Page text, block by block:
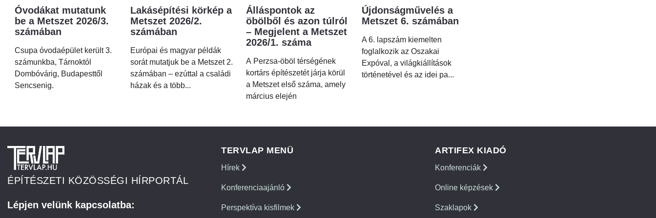
Óvodákat mutatunk
be a Metszet 2026/3.
számában
Csupa óvodaépület került 3.
számunkba, Tárnoktól
Dombóvárig, Budapesttől
Sencsenig.
Lakásépítési körkép a
Metszet 2026/2.
számában
Európai és magyar példák
sorát mutatjuk be a Metszet 2.
számában – ezúttal a családi
házak és a több...
Álláspontok az
öbölből és azon túlról
– Megjelent a Metszet
2026/1. száma
A Perzsa-öböl térségének
kortárs építészetét járja körül
a Metszet első száma, amely
március elején
Újdonságművelés a
Metszet 6. számában
A 6. lapszám kiemelten
foglalkozik az Oszakai
Expóval, a világkiállítások
történetével és az idei pa...
ÉPÍTÉSZETI KÖZÖSSÉGI HÍRPORTÁL
Lépjen velünk kapcsolatba:
TERVLAP MENÜ
Hírek
Konferenciaajánló
Perspektíva kisfilmek
ARTIFEX KIADÓ
Konferenciák
Online képzések
Szaklapok